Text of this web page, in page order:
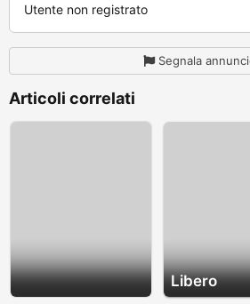
Utente non registrato
Segnala
Articoli correlati
Libero